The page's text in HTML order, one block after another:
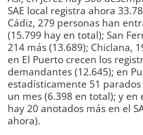
SAE local registra ahora
Cádiz, 279 personas han
(15.799 hay en total); San
214 más (13.689); Chiclana,
en El Puerto crecen los
demandantes (12.645); en
estadísticamente 51
un mes (6.398 en total); y en
hay 20 anotados más en el
ahora).